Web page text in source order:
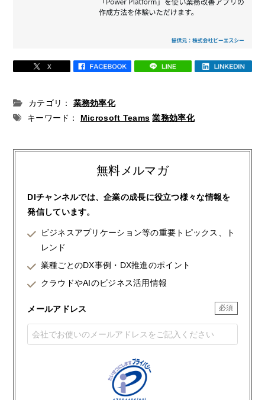
カテゴリ：
業務効率化
キーワード：
Microsoft Teams 業務効率化
無料メルマガ
DIチャンネルでは、企業の成長に役立つ様々な情報を
発信しています。
ビジネスアプリケーション等の重要トピックス、ト
レンド
業種ごとのDX事例・DX推進のポイント
クラウドやAIのビジネス活用情報
メールアドレス